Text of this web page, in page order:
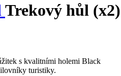
Trekový hůl (x2)
s kvalitními holemi Black
turistiky.